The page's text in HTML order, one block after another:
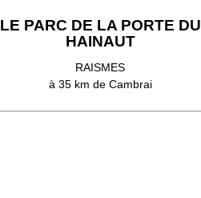
LE PARC DE LA PORTE DU
HAINAUT
RAISMES
à 35 km de Cambrai